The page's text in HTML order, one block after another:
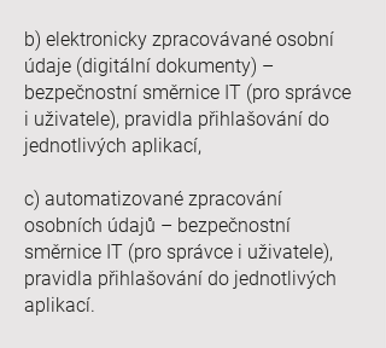
b) elektronicky zpracovávané osobní
údaje (digitální dokumenty) –
bezpečnostní směrnice IT (pro správce
i uživatele), pravidla přihlašování do
jednotlivých aplikací,
c) automatizované zpracování
osobních údajů – bezpečnostní
směrnice IT (pro správce i uživatele),
pravidla přihlašování do jednotlivých
aplikací.